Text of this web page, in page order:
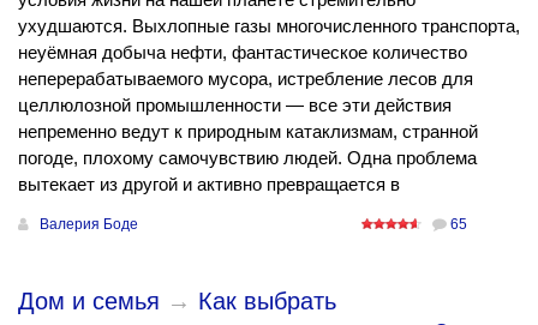
ухудшаются. Выхлопные газы многочисленного транспорта,
неуёмная добыча нефти, фантастическое количество
неперерабатываемого мусора, истребление лесов для
целлюлозной промышленности — все эти действия
непременно ведут к природным катаклизмам, странной
погоде, плохому самочувствию людей. Одна проблема
вытекает из другой и активно превращается в
Валерия Боде 65
Дом и семья → Как выбрать